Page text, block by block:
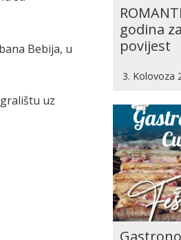
Bebija, u
uz
godina
povijest
3. Kolovoza